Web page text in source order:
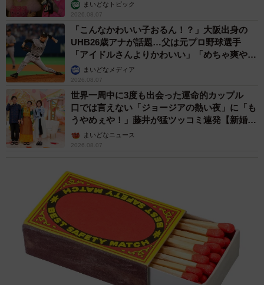
まいどなトピック
2026.08.07
「こんなかわいい子おるん！？」大阪出身の
UHB26歳アナが話題…父は元プロ野球選手
「アイドルさんよりかわいい」「めちゃ爽や
か」まいどなメディア
2026.08.07
世界一周中に3度も出会った運命的カップル
口では言えない「ジョージアの熱い夜」に「も
うやめぇや！」藤井が猛ツッコミ連発【新婚さ
ん】まいどなニュース
2026.08.07